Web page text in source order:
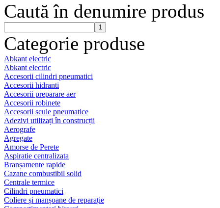
Caută în denumire produs
Categorie produse
Abkant electric
Abkant electric
Accesorii cilindri pneumatici
Accesorii hidranti
Accesorii preparare aer
Accesorii robinete
Accesorii scule pneumatice
Adezivi utilizați în construcții
Aerografe
Agregate
Amorse de Perete
Aspiratie centralizata
Branșamente rapide
Cazane combustibil solid
Centrale termice
Cilindri pneumatici
Coliere și manșoane de reparație